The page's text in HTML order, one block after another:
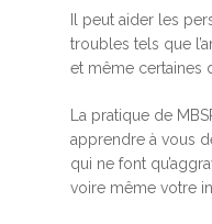
Il peut aider les
troubles tels que
et même certaines
La pratique de
apprendre à vous
qui ne font
voire même votre